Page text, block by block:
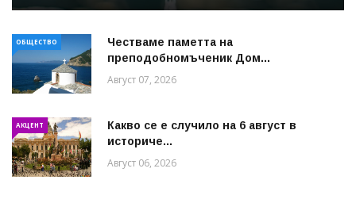
ОБЩЕСТВО
Честваме паметта на
преподобномъченик Дом...
Август 07, 2026
АКЦЕНТ
Какво се е случило на 6 август в
историче...
Август 06, 2026